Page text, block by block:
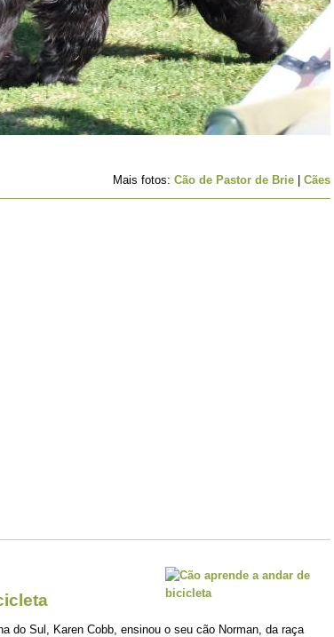
Mais fotos: Cão de Pastor de Brie Cães
do Sul, Karen Cobb, ensinou o seu cão Norman, da raça